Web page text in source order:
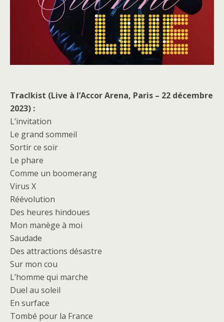
Traclkist (Live à l’Accor Arena, Paris – 22 décembre
2023) :
L’invitation
Le grand sommeil
Sortir ce soir
Le phare
Comme un boomerang
Virus X
Réévolution
Des heures hindoues
Mon manège à moi
Saudade
Des attractions désastre
Sur mon cou
L’homme qui marche
Duel au soleil
En surface
Tombé pour la France